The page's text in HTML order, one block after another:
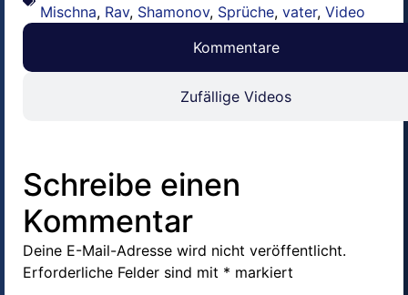
Mischna, Rav, Shamonov, Sprüche, vater, Video
Kommentare
Zufällige Videos
Schreibe einen
Kommentar
Deine E-Mail-Adresse wird nicht veröffentlicht.
Erforderliche Felder sind mit * markiert